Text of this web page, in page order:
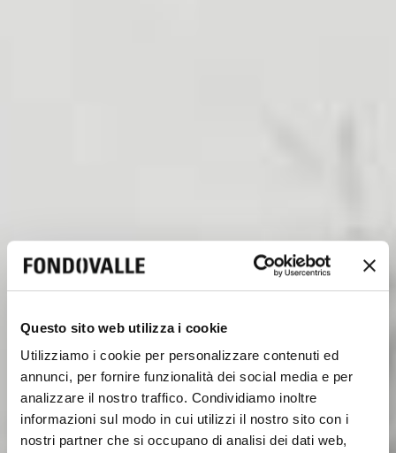
Questo sito web utilizza i cookie
Utilizziamo i cookie per personalizzare contenuti ed
annunci, per fornire funzionalità dei social media e per
analizzare il nostro traffico. Condividiamo inoltre
informazioni sul modo in cui utilizzi il nostro sito con i
nostri partner che si occupano di analisi dei dati web,